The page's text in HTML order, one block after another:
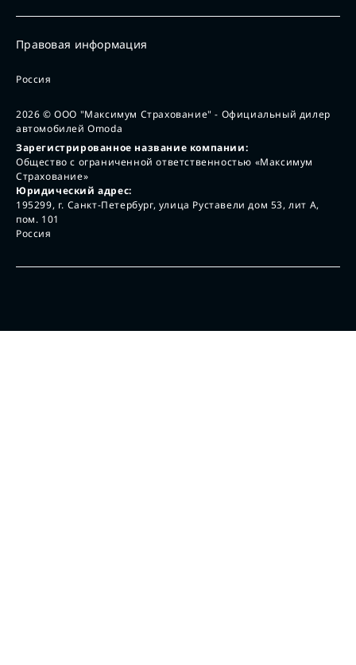
Правовая информация
Россия
2026 © ООО "Максимум Страхование" - Официальный дилер
автомобилей Omoda
Зарегистрированное название компании:
Общество с ограниченной ответственностью «Максимум
Страхование»
Юридический адрес:
195299, г. Санкт-Петербург, улица Руставели дом 53, лит А,
пом. 101
Россия